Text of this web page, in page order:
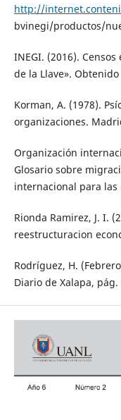
http://
bvinegi/productos/
INEGI. (2016).
de la Llave».
Korman, A. (1978).
organizaciones.
Organización
Glosario sobre
internacional para las
Rionda Ramirez, J. I.
reestructuracion
Rodríguez, H.
Diario de Xalapa, pág.